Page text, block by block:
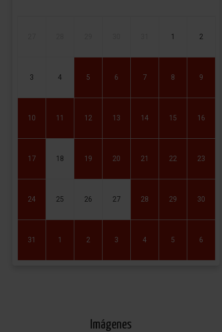
1 2
3 4 5 6 7 8 9
10 11 12 13 14 15 16
17 18 19 20 21 22 23
24 25 26 27 28 29 30
31 1 2 3 4 5 6
Imágenes